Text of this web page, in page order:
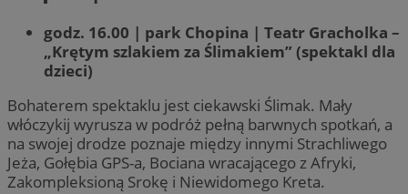
godz. 16.00 | park Chopina | Teatr Gracholka –
„Krętym szlakiem za Ślimakiem” (spektakl dla
dzieci)
Bohaterem spektaklu jest ciekawski Ślimak. Mały
włóczykij wyrusza w podróż pełną barwnych spotkań, a
na swojej drodze poznaje między innymi Strachliwego
Jeża, Gołębia GPS-a, Bociana wracającego z Afryki,
Zakompleksioną Srokę i Niewidomego Kreta.